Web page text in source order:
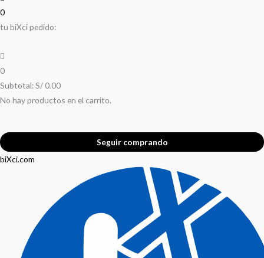
0
tu biXci pedido:
0
Subtotal:S/ 0.00
No hay productos en el carrito.
Seguir comprando
biXci.com